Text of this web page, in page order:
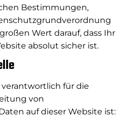
Bestimmungen,
Wert darauf, dass Ihr
absolut sicher ist.
für die
von
auf dieser Website ist: